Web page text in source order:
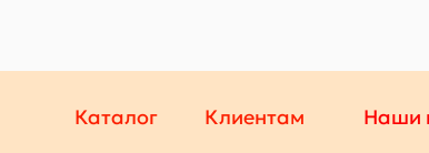
Каталог Клиентам Наши